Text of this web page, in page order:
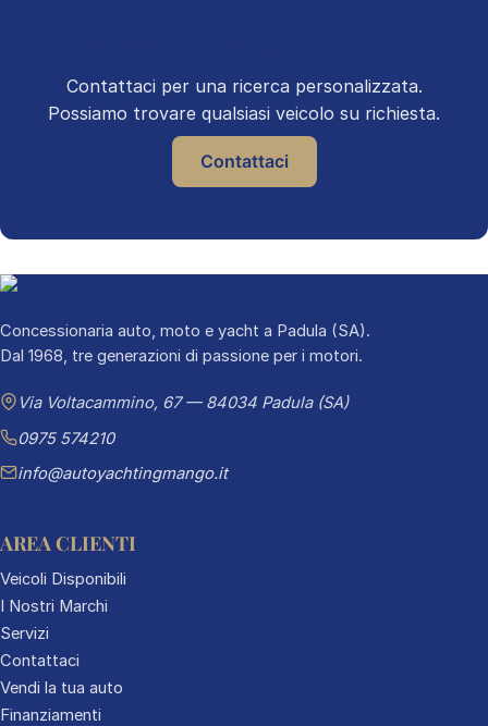
Contattaci per una ricerca personalizzata.
Possiamo trovare qualsiasi veicolo su richiesta.
Contattaci
Concessionaria auto, moto e yacht a Padula (SA).
Dal 1968, tre generazioni di passione per i motori.
Via Voltacammino, 67 — 84034 Padula (SA)
0975 574210
info@autoyachtingmango.it
AREA CLIENTI
Veicoli Disponibili
I Nostri Marchi
Servizi
Contattaci
Vendi la tua auto
Finanziamenti